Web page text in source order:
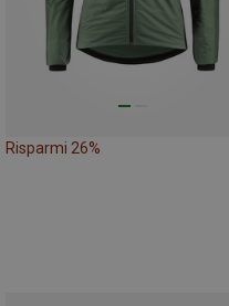
Risparmi 26%